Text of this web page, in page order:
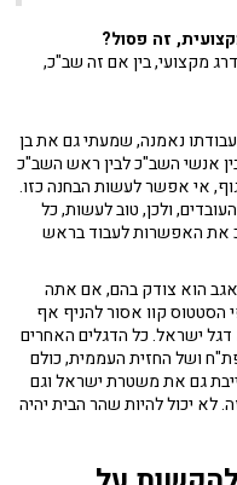
זה פסול?
מקצועי, בין אם זה שב"כ,
נאמנה, שמעתי גם את בן
אנשי השב"כ לבין ראש השב"כ
אי אפשר לעשות הבחנה כזו.
ולכן, טוב לעשות, כל
את האפשרות לעבוד בראש
הוא צודק בהם, אם אתה
הסטטוס קוו אסור להניף אף
ישראל. כל הדגלים האחרים
ושל החזית העממית, כולם
גם את משטרת ישראל וגם
יכול להיות שהר הבית יהיה